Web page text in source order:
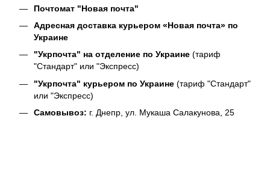
Почтомат "Новая почта"
Адресная доставка курьером «Новая почта» по
Украине
"Укрпочта" на отделение по Украине (тариф
"Стандарт" или "Экспресс)
"Укрпочта" курьером по Украине (тариф "Стандарт"
или "Экспресс)
Самовывоз: г. Днепр, ул. Мукаша Салакунова, 25